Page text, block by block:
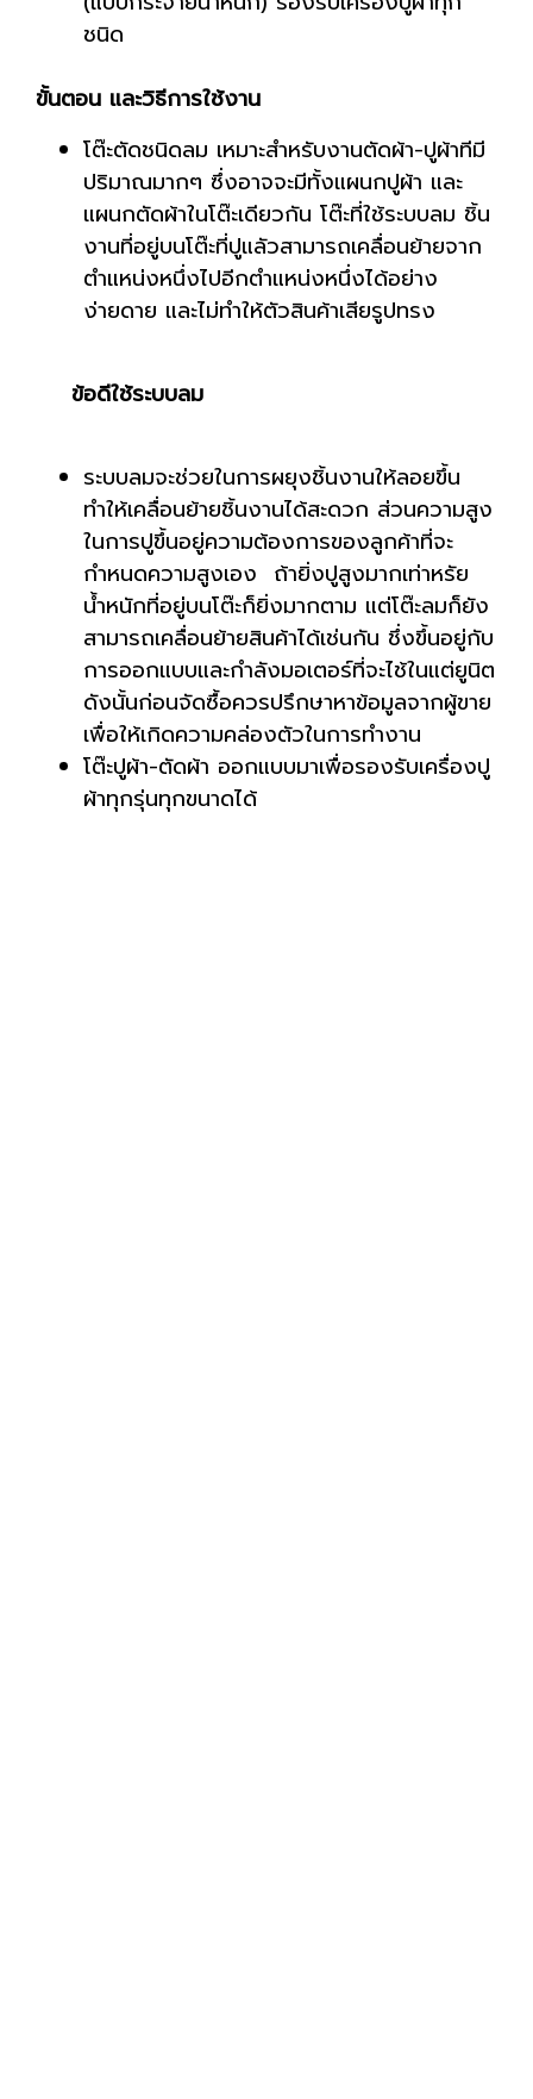
ชนิด
ขั้นตอน และวิธีการใช้งาน
โต๊ะตัดชนิดลม เหมาะสำหรับงานตัดผ้า-ปูผ้าทีมี
ปริมาณมากๆ ซึ่งอาจจะมีทั้งแผนกปูผ้า และ
แผนกตัดผ้าในโต๊ะเดียวกัน โต๊ะที่ใช้ระบบลม ชิ้น
งานที่อยู่บนโต๊ะที่ปูแลัวสามารถเคลื่อนย้ายจาก
ตำแหน่งหนึ่งไปอีกตำแหน่งหนึ่งได้อย่าง
ง่ายดาย และไม่ทำให้ตัวสินค้าเสียรูปทรง
ข้อดีใช้ระบบลม
ระบบลมจะช่วยในการผยุงชิ้นงานให้ลอยขึ้น
ทำให้เคลื่อนย้ายชิ้นงานได้สะดวก ส่วนความสูง
ในการปูขึ้นอยู่ความต้องการของลูกค้าที่จะ
กำหนดความสูงเอง ถ้ายิ่งปูสูงมากเท่าหรัย
นํ้าหนักที่อยู่บนโต๊ะก็ยิ่งมากตาม แต่โต๊ะลมก็ยัง
สามารถเคลื่อนย้ายสินค้าได้เช่นกัน ชึ่งขึ้นอยู่กับ
การออกแบบและกำลังมอเตอร์ที่จะไช้ในแต่ยูนิต
ดังนั้นก่อนจัดซื้อควรปรึกษาหาข้อมูลจากผู้ขาย
เพื่อให้เกิดความคล่องตัวในการทำงาน
โต๊ะปูผ้า-ตัดผ้า ออกแบบมาเพื่อรองรับเครื่องปู
ผ้าทุกรุ่นทุกขนาดได้